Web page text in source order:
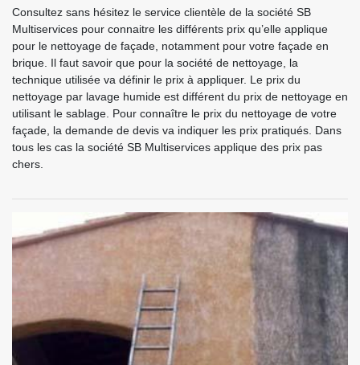
Consultez sans hésitez le service clientèle de la société SB
Multiservices pour connaitre les différents prix qu’elle applique
pour le nettoyage de façade, notamment pour votre façade en
brique. Il faut savoir que pour la société de nettoyage, la
technique utilisée va définir le prix à appliquer. Le prix du
nettoyage par lavage humide est différent du prix de nettoyage en
utilisant le sablage. Pour connaître le prix du nettoyage de votre
façade, la demande de devis va indiquer les prix pratiqués. Dans
tous les cas la société SB Multiservices applique des prix pas
chers.